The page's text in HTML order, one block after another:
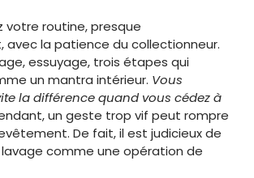
votre routine, presque
avec la patience du collectionneur.
essuyage, trois étapes qui
un mantra intérieur. Vous
la différence quand vous cédez à
un geste trop vif peut rompre
De fait, il est judicieux de
comme une opération de